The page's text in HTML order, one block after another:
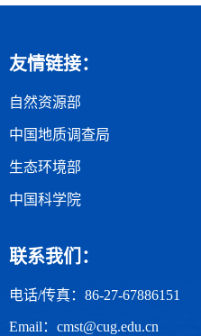
友情链接：
自然资源部
中国地质调查局
生态环境部
中国科学院
联系我们：
电话/传真：86-27-67886151
Email：cmst@cug.edu.cn